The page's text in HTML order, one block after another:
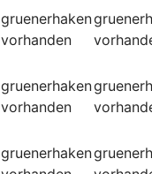
gruenerhaken
vorhanden
gruenerhaken
vorhanden
gruenerhaken